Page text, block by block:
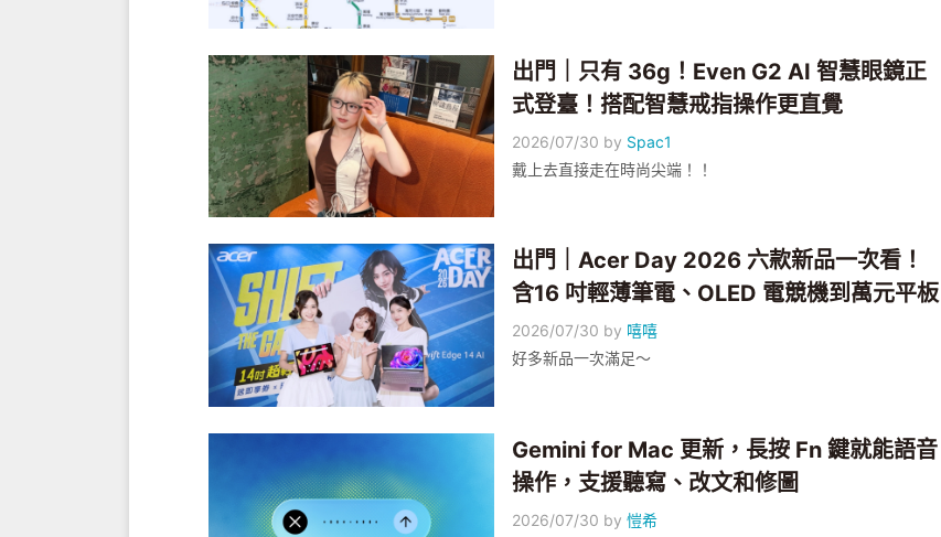
出門｜只有 36g！Even G2 AI 智慧眼鏡正
式登臺！搭配智慧戒指操作更直覺
2026/07/30 by Spac1
戴上去直接走在時尚尖端！！
出門｜Acer Day 2026 六款新品一次看！
含16 吋輕薄筆電、OLED 電競機到萬元平板
2026/07/30 by 嘻嘻
好多新品一次滿足～
Gemini for Mac 更新，長按 Fn 鍵就能語音
操作，支援聽寫、改文和修圖
2026/07/30 by愷希